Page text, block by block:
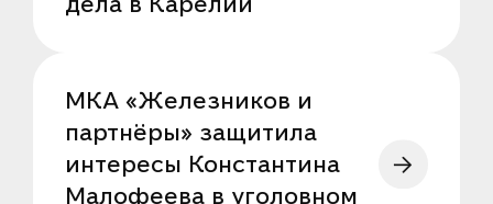
МКА «Железников и
партнёры» защитила
интересы Константина
Малофеева в уголовном